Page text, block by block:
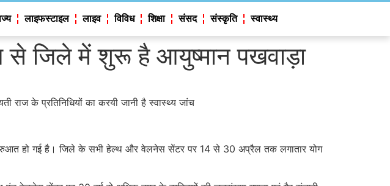
लाइफस्टाइल लाइव विविध शिक्षा संसद संस्कृति स्वास्थ्य
से जिले में शुरू है आयुष्मान पखवाड़ा
राज के प्रतिनिधियों का करयी जानी है स्वास्थ्य जांच
हो गई है। जिले के सभी हेल्थ और वेलनेस सेंटर पर 14 से 30 अप्रैल तक लगातार योग